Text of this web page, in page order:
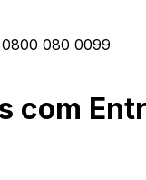
0800 080 0099
com